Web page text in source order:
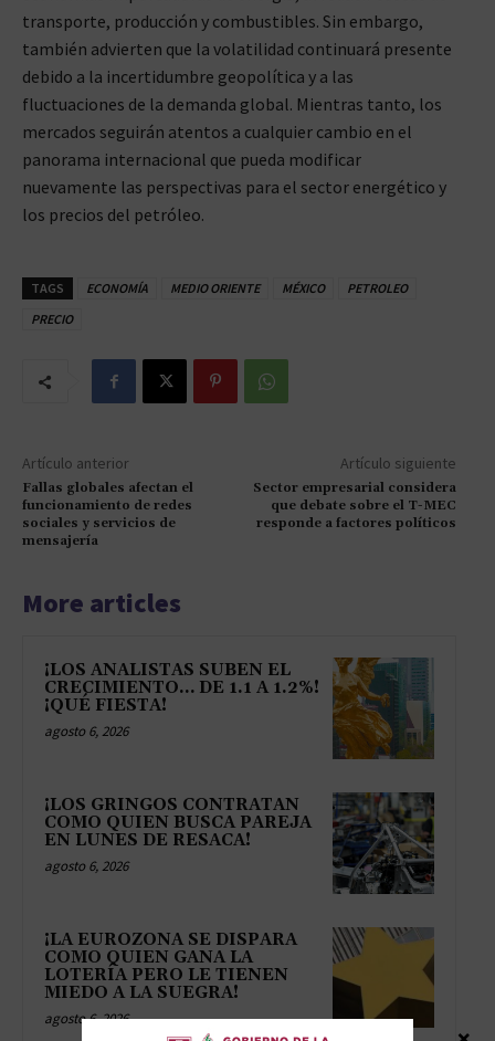
transporte, producción y combustibles. Sin embargo,
también advierten que la volatilidad continuará presente
debido a la incertidumbre geopolítica y a las
fluctuaciones de la demanda global. Mientras tanto, los
mercados seguirán atentos a cualquier cambio en el
panorama internacional que pueda modificar
nuevamente las perspectivas para el sector energético y
los precios del petróleo.
TAGS ECONOMÍA MEDIO ORIENTE MÉXICO
PETROLEO
PRECIO
Artículo anterior
Fallas globales afectan el
funcionamiento de redes
sociales y servicios de
mensajería
Artículo siguiente
Sector empresarial considera
que debate sobre el T-MEC
responde a factores políticos
More articles
¡LOS ANALISTAS SUBEN EL
CRECIMIENTO… DE 1.1 A 1.2%!
¡QUÉ FIESTA!
agosto 6, 2026
¡LOS GRINGOS CONTRATAN
COMO QUIEN BUSCA PAREJA
EN LUNES DE RESACA!
agosto 6, 2026
¡LA EUROZONA SE DISPARA
COMO QUIEN GANA LA
LOTERÍA PERO LE TIENEN
MIEDO A LA SUEGRA!
agosto 6, 2026